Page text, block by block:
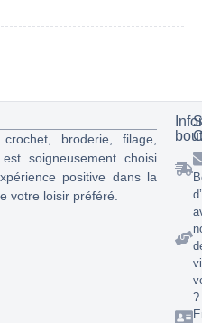
broderie, filage,
soigneusement choisi
positive dans la
votre loisir préféré.
?